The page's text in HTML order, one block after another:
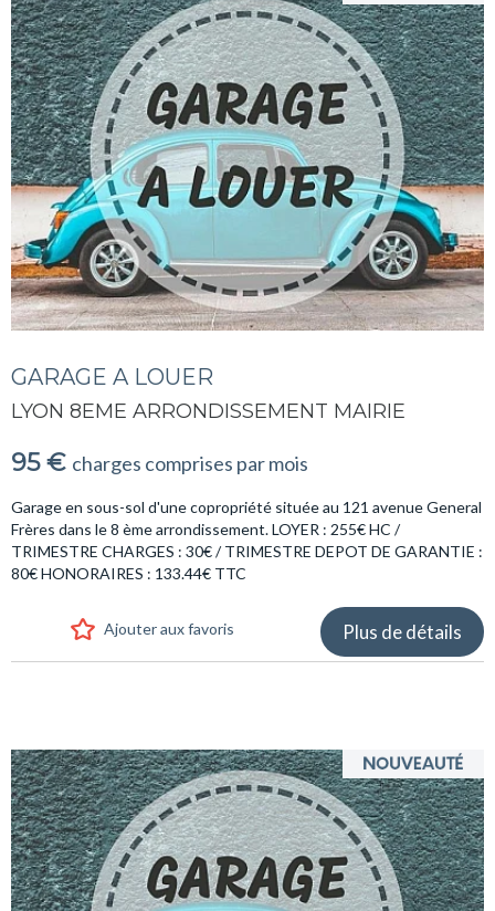
GARAGE A LOUER
LYON 8EME ARRONDISSEMENT MAIRIE
95 € charges comprises par mois
Garage en sous-sol d'une copropriété située au 121 avenue General
Frères dans le 8 ème arrondissement. LOYER : 255€ HC /
TRIMESTRE CHARGES : 30€ / TRIMESTRE DEPOT DE GARANTIE :
80€ HONORAIRES : 133.44€ TTC
Ajouter aux favoris Plus de détails